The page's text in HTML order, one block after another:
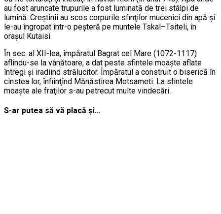
au fost aruncate trupurile a fost luminată de trei stâlpi de
lumină. Creştinii au scos corpurile sfinţilor mucenici din apă şi
le-au îngropat într-o peşteră pe muntele Tskal–Tsiteli, în
oraşul Kutaisi.
În sec. al XII-lea, împăratul Bagrat cel Mare (1072-1117)
aflîndu-se la vânătoare, a dat peste sfintele moaşte aflate
întregi şi iradiind strălucitor. Împăratul a construit o biserică în
cinstea lor, înfiinţînd Mănăstirea Motsameti. La sfintele
moaşte ale fraţilor s-au petrecut multe vindecări.
S-ar putea să vă placă și...